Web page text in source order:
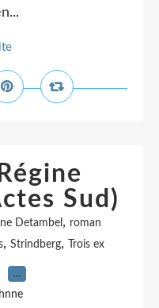
Sud)
Detambel, roman
, Strindberg, Trois ex
…